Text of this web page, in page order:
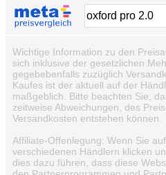
Wichtige Information zu den
sich inklusive der gesetzlichen
gegebebenfalls zuzüglich
Kaufes ist der aktuell auf der
maßgeblich. Bitte beachten Sie,
zeitweise Abweichungen, des
Versandkosten entstehen können.
Affiliate-Offenlegung: Wenn Sie
verschiedenen Händlern klicken
dies dazu führen, dass diese